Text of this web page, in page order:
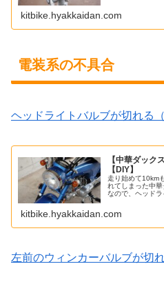
kitbike.hyakkaidan.com
電装系の不具合
ヘッドライトバルブが切れる（
【中華ダック
【DIY】
走り始めて10km
れてしまった中
なので、ヘッドラ
kitbike.hyakkaidan.com
左前のウィンカーバルブが切